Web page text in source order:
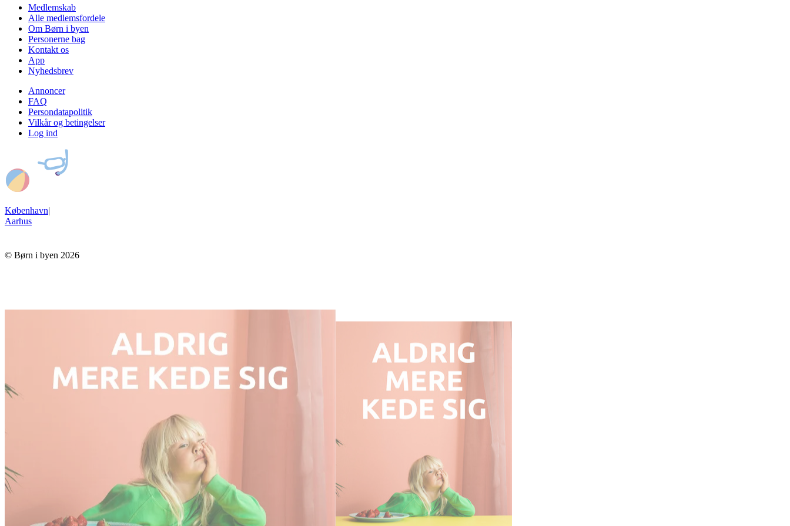
Medlemskab
Alle medlemsfordele
Om Børn i byen
Personerne bag
Kontakt os
App
Nyhedsbrev
Annoncer
FAQ
Persondatapolitik
Vilkår og betingelser
Log ind
København|
Aarhus
© Børn i byen 2026